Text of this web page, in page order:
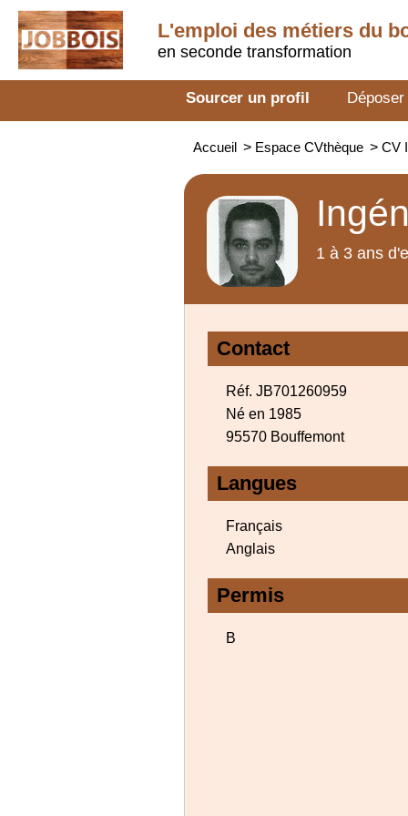
L'emploi des métiers du
en seconde transformation
Sourcer un profil
Accueil > Espace CVthèque > CV
1 à 3 ans
Contact
Réf. JB701260959
Né en 1985
95570 Bouffemont
Langues
Français
Anglais
Permis
B